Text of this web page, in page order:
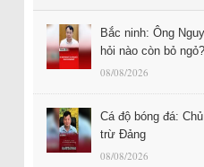
Bắc ninh: Ông
hỏi nào còn bỏ ngỏ?
08/08/2026
Cá độ bóng đá:
trừ Đảng
08/08/2026